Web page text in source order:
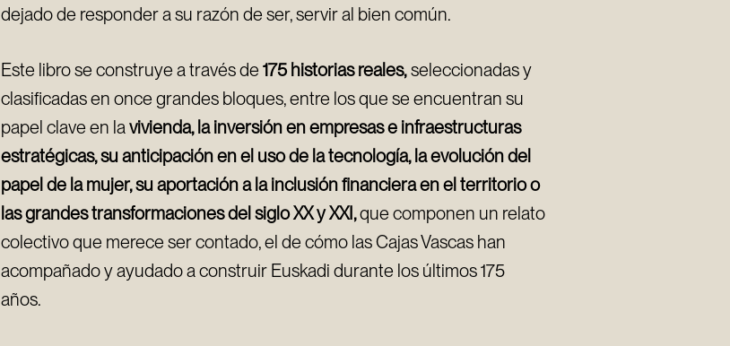
dejado de responder a su razón de ser, servir al bien común.
Este libro se construye a través de 175 historias reales,seleccionadas y
clasificadas en once grandes bloques, entre los que se encuentran su
papel clave en lavivienda, la inversión en empresas e infraestructuras
estratégicas, su anticipación en el uso de la tecnología, la evolución del
papel de la mujer, su aportación a la inclusión financiera en el territorio o
las grandes transformaciones del siglo XX y XXI,que componen un relato
colectivo que merece ser contado, el de cómo las Cajas Vascas han
acompañado y ayudado a construir Euskadi durante los últimos 175
años.